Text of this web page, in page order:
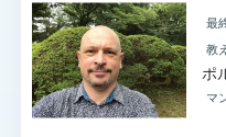
最
教
ポ
マ